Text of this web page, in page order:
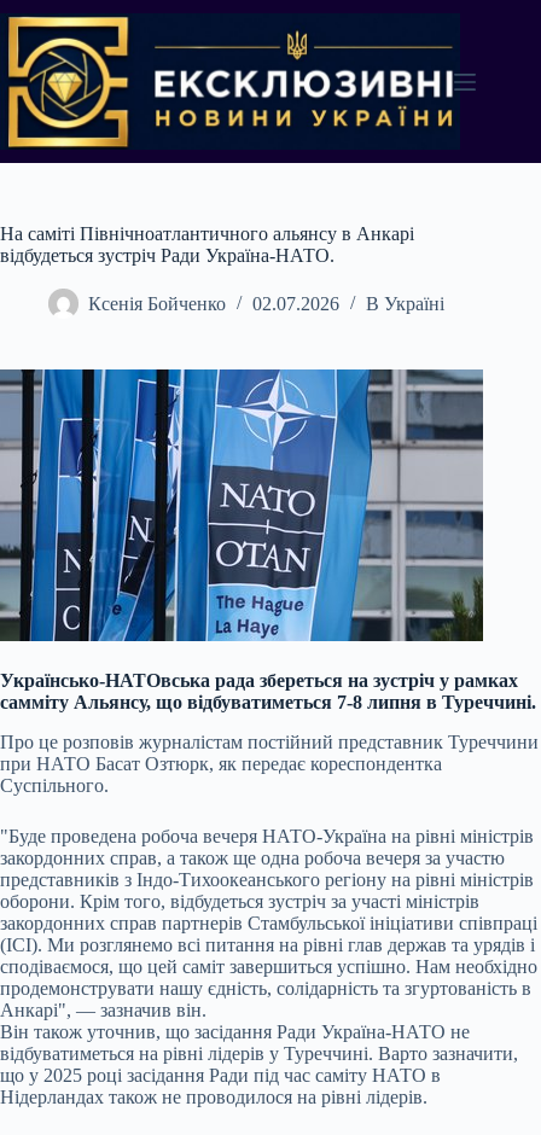
до
вмісту
На саміті Північноатлантичного альянсу в Анкарі
відбудеться зустріч Ради Україна-НАТО.
Ксенія Бойченко 02.07.2026 В Україні
Українсько-НАТОвська рада збереться на зустріч у рамках
самміту Альянсу, що відбуватиметься 7-8 липня в Туреччині.
Про це розповів журналістам постійний представник Туреччини
при НАТО Басат Озтюрк, як передає кореспондентка
Суспільного.
"Буде проведена робоча вечеря НАТО-Україна на рівні міністрів
закордонних справ, а також ще одна робоча вечеря за участю
представників з Індо-Тихоокеанського регіону на рівні міністрів
оборони. Крім того, відбудеться зустріч за участі міністрів
закордонних справ партнерів Стамбульської ініціативи співпраці
(ICI). Ми розглянемо всі питання на рівні глав держав та урядів і
сподіваємося, що цей саміт завершиться успішно. Нам необхідно
продемонструвати нашу єдність, солідарність та згуртованість в
Анкарі", — зазначив він.
Він також уточнив, що засідання Ради Україна-НАТО не
відбуватиметься на рівні лідерів у Туреччині. Варто зазначити,
що у 2025 році засідання Ради під час саміту НАТО в
Нідерландах також не проводилося на рівні лідерів.